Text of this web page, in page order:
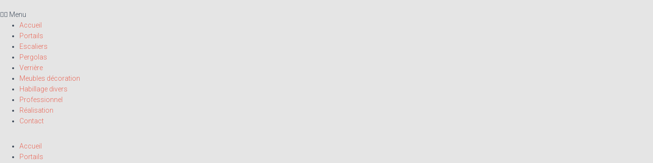
Menu
Accueil
Portails
Escaliers
Pergolas
Verrière
Meubles décoration
Habillage divers
Professionnel
Réalisation
Contact
Accueil
Portails